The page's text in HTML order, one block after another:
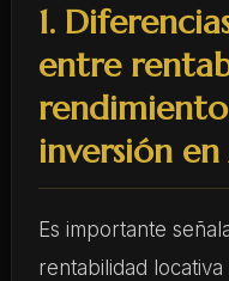
1.
entre
inversión
Es importante
rentabilidad